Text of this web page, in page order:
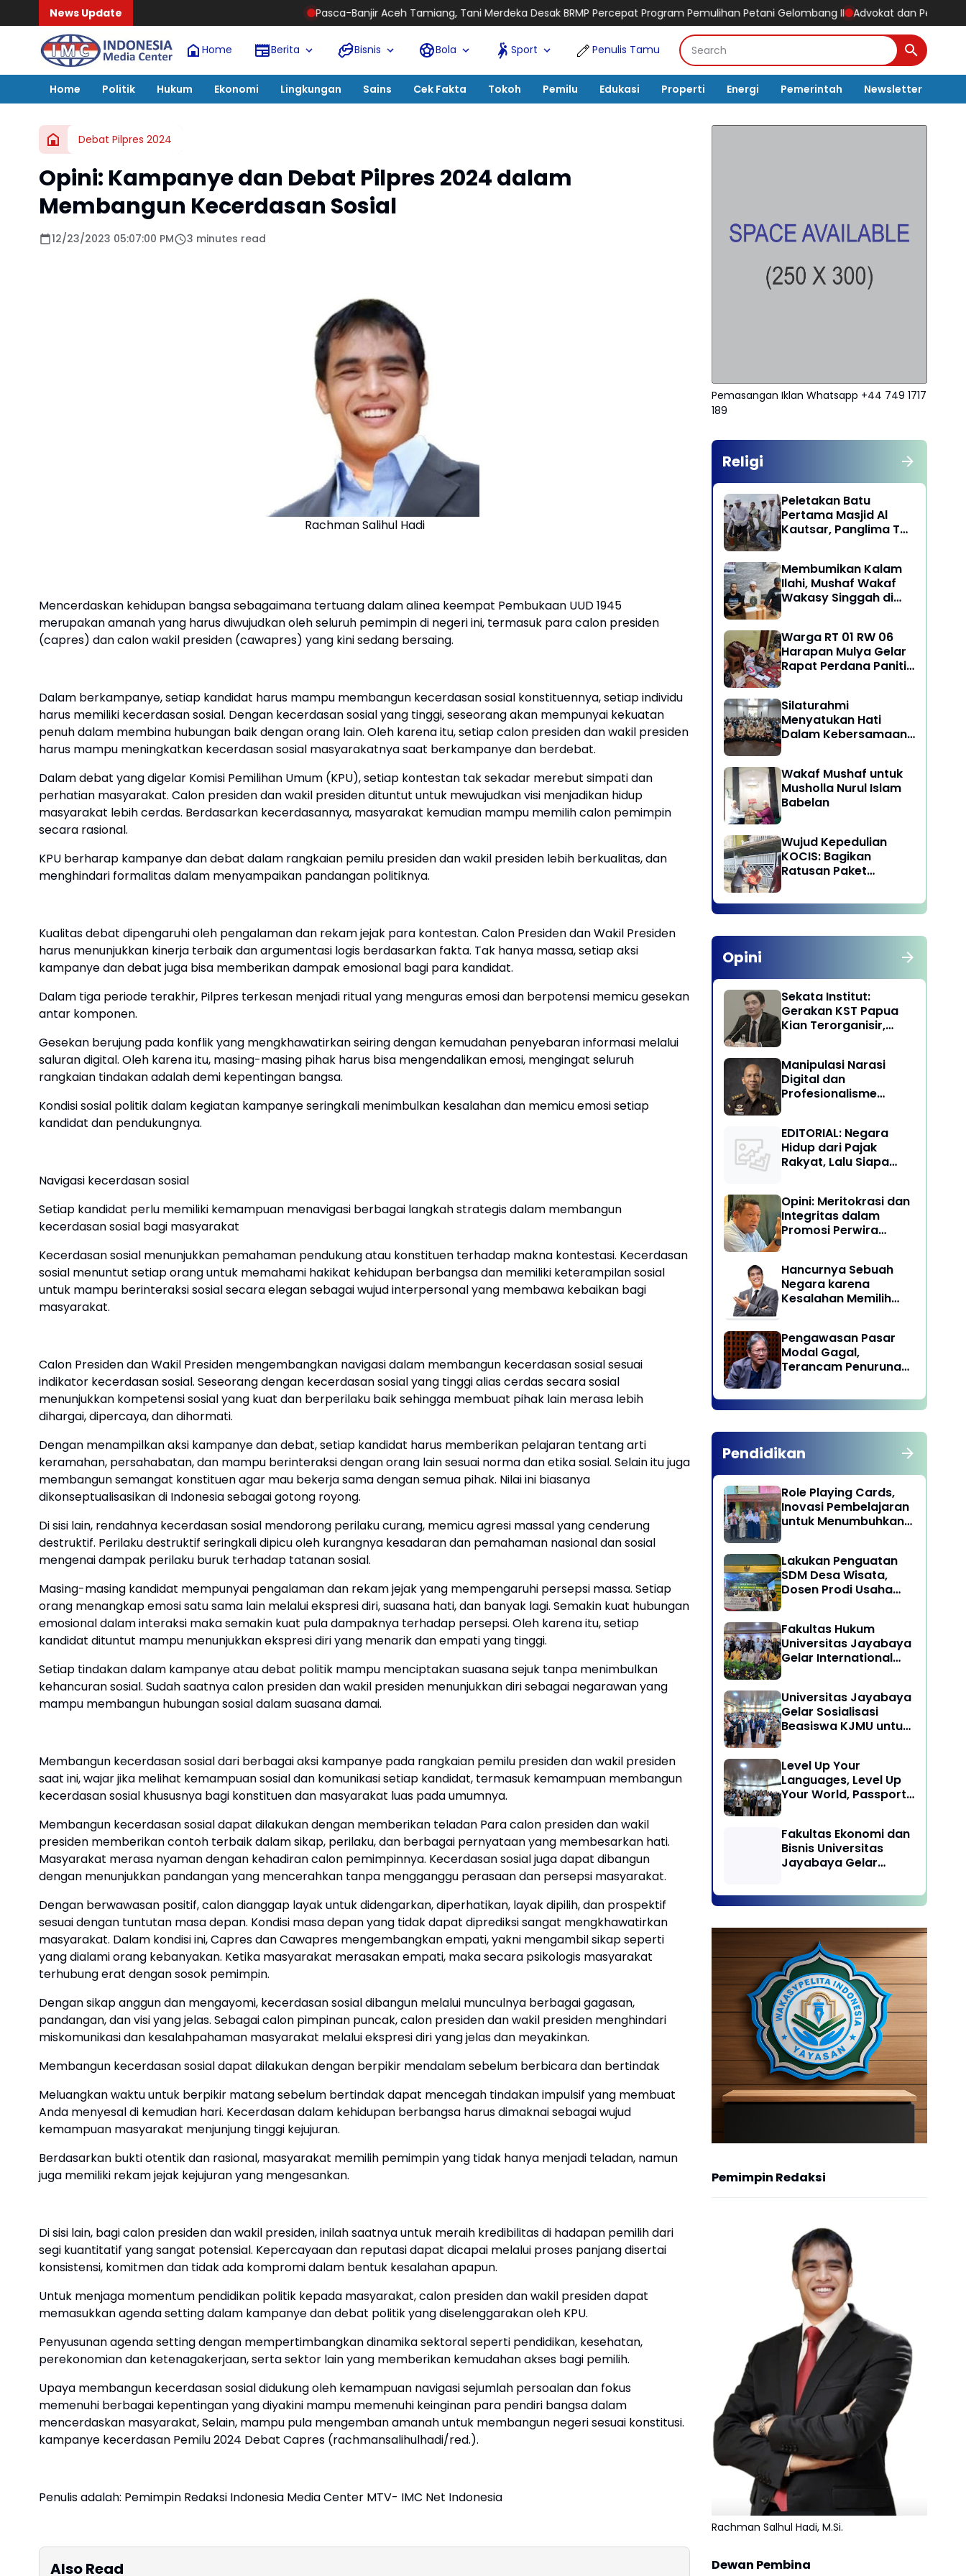
News Update Pasca-Banjir Aceh Tamiang, Tani Merdeka Desak BRMP Percepat Program Pemulihan Petani Gelombang II Advokat dan Pengusaha Sawit Sukses
Home Berita Bisnis Bola Sport Penulis Tamu
Home Politik Hukum Ekonomi Lingkungan Sains Cek Fakta Tokoh Pemilu Edukasi Properti Energi Pemerintah Newsletter
Debat Pilpres 2024
Opini: Kampanye dan Debat Pilpres 2024 dalam
Membangun Kecerdasan Sosial
12/23/2023 05:07:00 PM 3 minutes read
Rachman Salihul Hadi
Mencerdaskan kehidupan bangsa sebagaimana tertuang dalam alinea keempat Pembukaan UUD 1945
merupakan amanah yang harus diwujudkan oleh seluruh pemimpin di negeri ini, termasuk para calon presiden
(capres) dan calon wakil presiden (cawapres) yang kini sedang bersaing.
Dalam berkampanye, setiap kandidat harus mampu membangun kecerdasan sosial konstituennya, setiap individu
harus memiliki kecerdasan sosial. Dengan kecerdasan sosial yang tinggi, seseorang akan mempunyai kekuatan
penuh dalam membina hubungan baik dengan orang lain. Oleh karena itu, setiap calon presiden dan wakil presiden
harus mampu meningkatkan kecerdasan sosial masyarakatnya saat berkampanye dan berdebat.
Dalam debat yang digelar Komisi Pemilihan Umum (KPU), setiap kontestan tak sekadar merebut simpati dan
perhatian masyarakat. Calon presiden dan wakil presiden dituntut untuk mewujudkan visi menjadikan hidup
masyarakat lebih cerdas. Berdasarkan kecerdasannya, masyarakat kemudian mampu memilih calon pemimpin
secara rasional.
KPU berharap kampanye dan debat dalam rangkaian pemilu presiden dan wakil presiden lebih berkualitas, dan
menghindari formalitas dalam menyampaikan pandangan politiknya.
Kualitas debat dipengaruhi oleh pengalaman dan rekam jejak para kontestan. Calon Presiden dan Wakil Presiden
harus menunjukkan kinerja terbaik dan argumentasi logis berdasarkan fakta. Tak hanya massa, setiap aksi
kampanye dan debat juga bisa memberikan dampak emosional bagi para kandidat.
Dalam tiga periode terakhir, Pilpres terkesan menjadi ritual yang menguras emosi dan berpotensi memicu gesekan
antar komponen.
Gesekan berujung pada konflik yang mengkhawatirkan seiring dengan kemudahan penyebaran informasi melalui
saluran digital. Oleh karena itu, masing-masing pihak harus bisa mengendalikan emosi, mengingat seluruh
rangkaian tindakan adalah demi kepentingan bangsa.
Kondisi sosial politik dalam kegiatan kampanye seringkali menimbulkan kesalahan dan memicu emosi setiap
kandidat dan pendukungnya.
Navigasi kecerdasan sosial
Setiap kandidat perlu memiliki kemampuan menavigasi berbagai langkah strategis dalam membangun
kecerdasan sosial bagi masyarakat
Kecerdasan sosial menunjukkan pemahaman pendukung atau konstituen terhadap makna kontestasi. Kecerdasan
sosial menuntut setiap orang untuk memahami hakikat kehidupan berbangsa dan memiliki keterampilan sosial
untuk mampu berinteraksi sosial secara elegan sebagai wujud interpersonal yang membawa kebaikan bagi
masyarakat.
Calon Presiden dan Wakil Presiden mengembangkan navigasi dalam membangun kecerdasan sosial sesuai
indikator kecerdasan sosial. Seseorang dengan kecerdasan sosial yang tinggi alias cerdas secara sosial
menunjukkan kompetensi sosial yang kuat dan berperilaku baik sehingga membuat pihak lain merasa lebih
dihargai, dipercaya, dan dihormati.
Dengan menampilkan aksi kampanye dan debat, setiap kandidat harus memberikan pelajaran tentang arti
keramahan, persahabatan, dan mampu berinteraksi dengan orang lain sesuai norma dan etika sosial. Selain itu juga
membangun semangat konstituen agar mau bekerja sama dengan semua pihak. Nilai ini biasanya
dikonseptualisasikan di Indonesia sebagai gotong royong.
Di sisi lain, rendahnya kecerdasan sosial mendorong perilaku curang, memicu agresi massal yang cenderung
destruktif. Perilaku destruktif seringkali dipicu oleh kurangnya kesadaran dan pemahaman nasional dan sosial
mengenai dampak perilaku buruk terhadap tatanan sosial.
Masing-masing kandidat mempunyai pengalaman dan rekam jejak yang mempengaruhi persepsi massa. Setiap
orang menangkap emosi satu sama lain melalui ekspresi diri, suasana hati, dan banyak lagi. Semakin kuat hubungan
emosional dalam interaksi maka semakin kuat pula dampaknya terhadap persepsi. Oleh karena itu, setiap
kandidat dituntut mampu menunjukkan ekspresi diri yang menarik dan empati yang tinggi.
Setiap tindakan dalam kampanye atau debat politik mampu menciptakan suasana sejuk tanpa menimbulkan
kehancuran sosial. Sudah saatnya calon presiden dan wakil presiden menunjukkan diri sebagai negarawan yang
mampu membangun hubungan sosial dalam suasana damai.
Membangun kecerdasan sosial dari berbagai aksi kampanye pada rangkaian pemilu presiden dan wakil presiden
saat ini, wajar jika melihat kemampuan sosial dan komunikasi setiap kandidat, termasuk kemampuan membangun
kecerdasan sosial khususnya bagi konstituen dan masyarakat luas pada umumnya.
Membangun kecerdasan sosial dapat dilakukan dengan memberikan teladan Para calon presiden dan wakil
presiden memberikan contoh terbaik dalam sikap, perilaku, dan berbagai pernyataan yang membesarkan hati.
Masyarakat merasa nyaman dengan kehadiran calon pemimpinnya. Kecerdasan sosial juga dapat dibangun
dengan menunjukkan pandangan yang mencerahkan tanpa mengganggu perasaan dan persepsi masyarakat.
Dengan berwawasan positif, calon dianggap layak untuk didengarkan, diperhatikan, layak dipilih, dan prospektif
sesuai dengan tuntutan masa depan. Kondisi masa depan yang tidak dapat diprediksi sangat mengkhawatirkan
masyarakat. Dalam kondisi ini, Capres dan Cawapres mengembangkan empati, yakni mengambil sikap seperti
yang dialami orang kebanyakan. Ketika masyarakat merasakan empati, maka secara psikologis masyarakat
terhubung erat dengan sosok pemimpin.
Dengan sikap anggun dan mengayomi, kecerdasan sosial dibangun melalui munculnya berbagai gagasan,
pandangan, dan visi yang jelas. Sebagai calon pimpinan puncak, calon presiden dan wakil presiden menghindari
miskomunikasi dan kesalahpahaman masyarakat melalui ekspresi diri yang jelas dan meyakinkan.
Membangun kecerdasan sosial dapat dilakukan dengan berpikir mendalam sebelum berbicara dan bertindak
Meluangkan waktu untuk berpikir matang sebelum bertindak dapat mencegah tindakan impulsif yang membuat
Anda menyesal di kemudian hari. Kecerdasan dalam kehidupan berbangsa harus dimaknai sebagai wujud
kemampuan masyarakat menjunjung tinggi kejujuran.
Berdasarkan bukti otentik dan rasional, masyarakat memilih pemimpin yang tidak hanya menjadi teladan, namun
juga memiliki rekam jejak kejujuran yang mengesankan.
Di sisi lain, bagi calon presiden dan wakil presiden, inilah saatnya untuk meraih kredibilitas di hadapan pemilih dari
segi kuantitatif yang sangat potensial. Kepercayaan dan reputasi dapat dicapai melalui proses panjang disertai
konsistensi, komitmen dan tidak ada kompromi dalam bentuk kesalahan apapun.
Untuk menjaga momentum pendidikan politik kepada masyarakat, calon presiden dan wakil presiden dapat
memasukkan agenda setting dalam kampanye dan debat politik yang diselenggarakan oleh KPU.
Penyusunan agenda setting dengan mempertimbangkan dinamika sektoral seperti pendidikan, kesehatan,
perekonomian dan ketenagakerjaan, serta sektor lain yang memberikan kemudahan akses bagi pemilih.
Upaya membangun kecerdasan sosial didukung oleh kemampuan navigasi sejumlah persoalan dan fokus
memenuhi berbagai kepentingan yang diyakini mampu memenuhi keinginan para pendiri bangsa dalam
mencerdaskan masyarakat, Selain, mampu pula mengemban amanah untuk membangun negeri sesuai konstitusi.
kampanye kecerdasan Pemilu 2024 Debat Capres (rachmansalihulhadi/red.).
Penulis adalah: Pemimpin Redaksi Indonesia Media Center MTV- IMC Net Indonesia
Also Read
Pemasangan Iklan Whatsapp +44 749 1717
189
Religi
Peletakan Batu
Pertama Masjid Al
Kautsar, Panglima TNI
Kebersamaan
Masyarakat
Membumikan Kalam
Ilahi, Mushaf Wakaf
Wakasy Singgah di
Barat
Warga RT 01 RW 06
Harapan Mulya Gelar
Rapat Perdana Panitia
Silaturahmi
Menyatukan Hati
Dalam Kebersamaan
Ekonomi Kreatif
Provinsi DKI Jakarta
Wakaf Mushaf untuk
Musholla Nurul Islam
Babelan
Wujud Kepedulian
KOCIS: Bagikan
Ratusan Paket
Anggota dan Kaum
Dhuafa
Opini
Sekata Institut:
Gerakan KST Papua
Kian Terorganisir,
Manipulasi Narasi
Digital dan
Profesionalisme
Social Media di
Indonesia
EDITORIAL: Negara
Hidup dari Pajak
Rakyat, Lalu Siapa
Opini: Meritokrasi dan
Integritas dalam
Promosi Perwira
Hancurnya Sebuah
Negara karena
Kesalahan Memilih
Pengawasan Pasar
Modal Gagal,
Terancam Penurunan
Pendidikan
Role Playing Cards,
Inovasi Pembelajaran
untuk Menumbuhkan
Lakukan Penguatan
SDM Desa Wisata,
Dosen Prodi Usaha
Pengabdian Kepada
Masyarakat di Desa
Wisata Sukamandi
Subang, Jawa Barat
Fakultas Hukum
Universitas Jayabaya
Gelar International
Undang Advokat di
Era Globalisasi
Universitas Jayabaya
Gelar Sosialisasi
Beasiswa KJMU untuk
Level Up Your
Languages, Level Up
Your World, Passport
Global Career in
Jayabaya University
Fakultas Ekonomi dan
Bisnis Universitas
Jayabaya Gelar
Kampus
Pemimpin Redaksi
Rachman Salhul Hadi, M.Si.
Dewan Pembina